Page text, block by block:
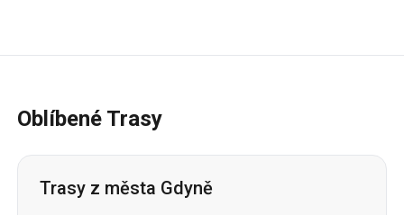
Oblíbené Trasy
Trasy z města Gdyně